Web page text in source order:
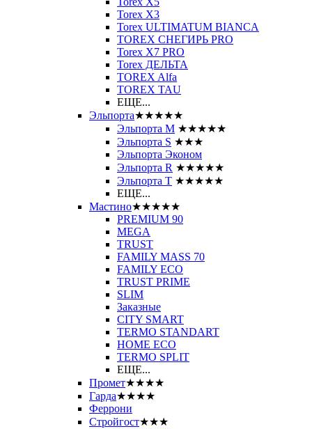
Torex Х3
Torex ULTIMATUM BIANCA
TOREX СНЕГИРЬ PRO
Torex X7 PRO
Torex ДЕЛЬТА
TOREX Alfa
TOREX TAU
ЕЩЕ...
Эльпорта★★★★★
Эльпорта M ★★★★★
Эльпорта S ★★★
Эльпорта Эконом
Эльпорта R ★★★★★
Эльпорта Т ★★★★★
ЕЩЕ...
Мастино★★★★★
PREMIUM 90
MEGA
TRUST
FAMILY MASS 70
FAMILY ECO
TRUST PRIME
SLIM
Заказные
CITY SMART
TERMO STANDART
HOME ECO
ТЕRМО SPLIT
ЕЩЕ...
Промет★★★★
Гарда★★★★
Феррони
Стройгост★★★